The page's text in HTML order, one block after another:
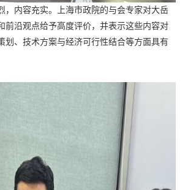
，内容充实。上海市政院的与会专家对大岳
前沿观点给予高度评价，并表示这些内容对
划、技术方案与经济可行性结合等方面具有